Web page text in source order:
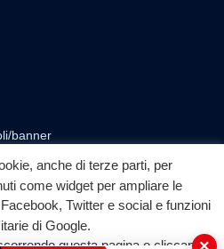
banner
◎ ▶
YouTube
anche di terze parti, per
come widget per ampliare le
Twitter e social e funzioni
di Google.
questa pagina o cliccando